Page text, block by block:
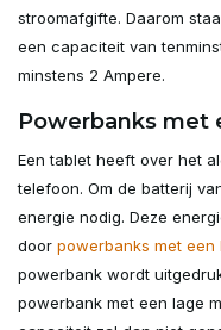
stroomafgifte. Daarom
een capaciteit van
minstens 2 Ampere.
Powerbanks met
Een tablet heeft over het
telefoon. Om de batterij
energie nodig. Deze
door powerbanks met
powerbank wordt
powerbank met een lage